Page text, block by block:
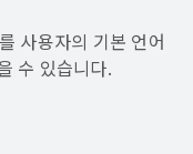
사용자의 기본 언어
수 있습니다.